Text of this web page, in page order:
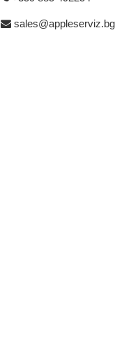
sales@appleserviz.bg